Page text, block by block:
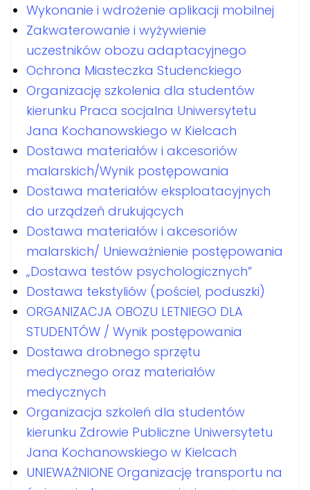
Wykonanie i wdrożenie aplikacji mobilnej
Zakwaterowanie i wyżywienie
uczestników obozu adaptacyjnego
Ochrona Miasteczka Studenckiego
Organizację szkolenia dla studentów
kierunku Praca socjalna Uniwersytetu
Jana Kochanowskiego w Kielcach
Dostawa materiałów i akcesoriów
malarskich/Wynik postępowania
Dostawa materiałów eksploatacyjnych
do urządzeń drukujących
Dostawa materiałów i akcesoriów
malarskich/ Unieważnienie postępowania
„Dostawa testów psychologicznych”
Dostawa tekstyliów (pościel, poduszki)
ORGANIZACJA OBOZU LETNIEGO DLA
STUDENTÓW / Wynik postępowania
Dostawa drobnego sprzętu
medycznego oraz materiałów
medycznych
Organizacja szkoleń dla studentów
kierunku Zdrowie Publiczne Uniwersytetu
Jana Kochanowskiego w Kielcach
UNIEWAŻNIONE Organizację transportu na